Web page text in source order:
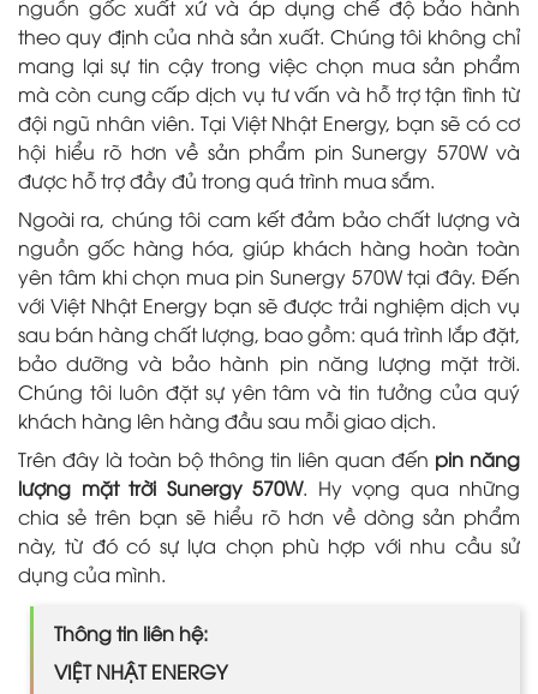
nguồn gốc xuất xứ và áp dụng chế độ bảo hành
theo quy định của nhà sản xuất. Chúng tôi không chỉ
mang lại sự tin cậy trong việc chọn mua sản phẩm
mà còn cung cấp dịch vụ tư vấn và hỗ trợ tận tình từ
đội ngũ nhân viên. Tại Việt Nhật Energy, bạn sẽ có cơ
hội hiểu rõ hơn về sản phẩm pin Sunergy 570W và
được hỗ trợ đầy đủ trong quá trình mua sắm.
Ngoài ra, chúng tôi cam kết đảm bảo chất lượng và
nguồn gốc hàng hóa, giúp khách hàng hoàn toàn
yên tâm khi chọn mua pin Sunergy 570W tại đây. Đến
với Việt Nhật Energy bạn sẽ được trải nghiệm dịch vụ
sau bán hàng chất lượng, bao gồm: quá trình lắp đặt,
bảo dưỡng và bảo hành pin năng lượng mặt trời.
Chúng tôi luôn đặt sự yên tâm và tin tưởng của quý
khách hàng lên hàng đầu sau mỗi giao dịch.
Trên đây là toàn bộ thông tin liên quan đến pin năng
lượng mặt trời Sunergy 570W. Hy vọng qua những
chia sẻ trên bạn sẽ hiểu rõ hơn về dòng sản phẩm
này, từ đó có sự lựa chọn phù hợp với nhu cầu sử
dụng của mình.
Thông tin liên hệ:
VIỆT NHẬT ENERGY